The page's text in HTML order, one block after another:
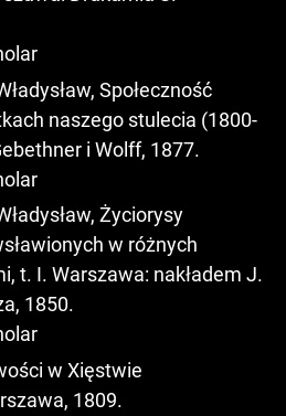
Społeczność
naszego stulecia (1800-
i Wolff, 1877.
Życiorysy
w różnych
t. I. Warszawa: nakładem J.
1850.
w Xięstwie
1809.